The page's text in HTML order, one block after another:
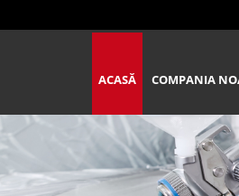
ACASĂ COMPANIA